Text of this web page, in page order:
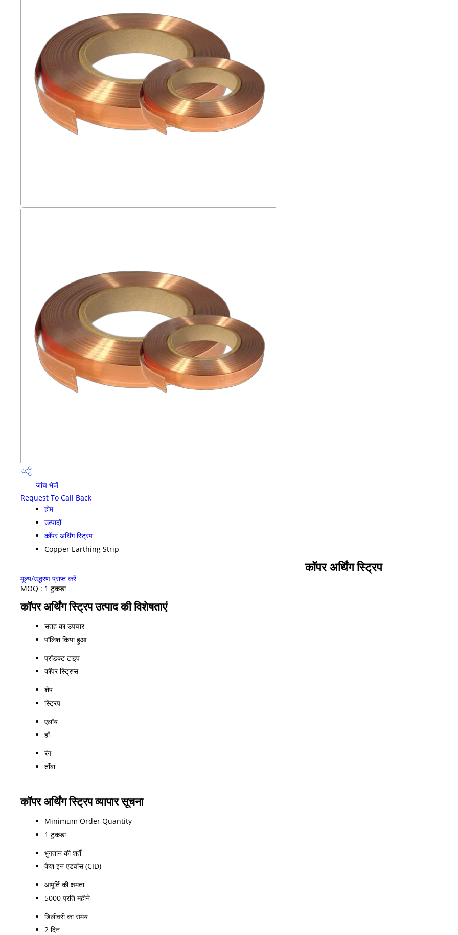
जांच भेजें
Request To Call Back
होम
उत्पादों
कॉपर अर्थिंग स्ट्रिप
Copper Earthing Strip
कॉपर अर्थिंग स्ट्रिप
मूल्य/उद्धरण प्राप्त करें
MOQ : 1 टुकड़ा
कॉपर अर्थिंग स्ट्रिप उत्पाद की विशेषताएं
सतह का उपचार
पॉलिश किया हुआ
प्रॉडक्ट टाइप
कॉपर स्ट्रिप्स
शेप
स्ट्रिप
एलॉय
हाँ
रंग
ताँबा
कॉपर अर्थिंग स्ट्रिप व्यापार सूचना
Minimum Order Quantity
1 टुकड़ा
भुगतान की शर्तें
कैश इन एडवांस (CID)
आपूर्ति की क्षमता
5000 प्रति महीने
डिलीवरी का समय
2 दिन